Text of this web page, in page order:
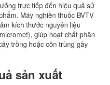
trực tiếp đến hiệu quả sử
Máy nghiền thuốc BVTV
kích thước nguyên liệu
giúp hoạt chất phân
trồng hoặc côn trùng gây
sản xuất